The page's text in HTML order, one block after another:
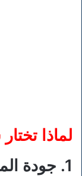
لماذا
1. جودة المواد